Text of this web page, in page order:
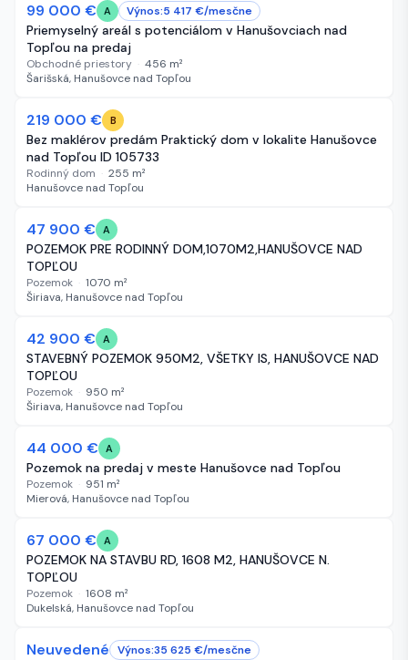
128 dní
99 000 € A Výnos:5 417 €/mesčne
Priemyselný areál s potenciálom v Hanušovciach nad
Topľou na predaj
Obchodné priestory · 456 m²
Šarišská, Hanušovce nad Topľou
263 dní
-30 000 €
219 000 € B
Bez maklérov predám Praktický dom v lokalite Hanušovce
nad Topľou ID 105733
Rodinný dom · 255 m²
Hanušovce nad Topľou
291 dní
-2 100 €
47 900 € A
POZEMOK PRE RODINNÝ DOM,1070M2,HANUŠOVCE NAD
TOPĽOU
Pozemok · 1070 m²
Širiava, Hanušovce nad Topľou
305 dní
-2 100 €
42 900 € A
STAVEBNÝ POZEMOK 950M2, VŠETKY IS, HANUŠOVCE NAD
TOPĽOU
Pozemok · 950 m²
Širiava, Hanušovce nad Topľou
634 dní
44 000 € A
Pozemok na predaj v meste Hanušovce nad Topľou
Pozemok · 951 m²
Mierová, Hanušovce nad Topľou
795 dní
-30 000 €
67 000 € A
POZEMOK NA STAVBU RD, 1608 M2, HANUŠOVCE N.
TOPĽOU
Pozemok · 1608 m²
Dukelská, Hanušovce nad Topľou
879 dní
Neuvedené Výnos:35 625 €/mesčne